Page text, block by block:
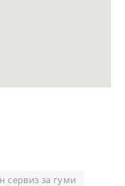
сервиз за гуми